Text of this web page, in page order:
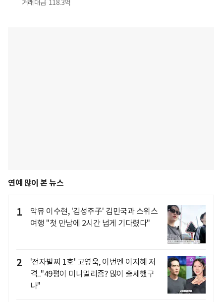
거래대금 118.3억
연예 많이 본 뉴스
1
악뮤 이수현, '김성주子' 김민국과 스위스
여행 "첫 만남에 2시간 넘게 기다렸다"
2
'전자발찌 1호' 고영욱, 이번엔 이지혜 저
격.."49평이 미니멀리즘? 많이 출세했구
나"